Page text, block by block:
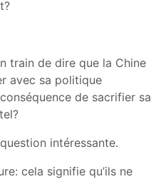
train de dire que la Chine
avec sa politique
de sacrifier sa
intéressante.
cela signifie qu’ils ne